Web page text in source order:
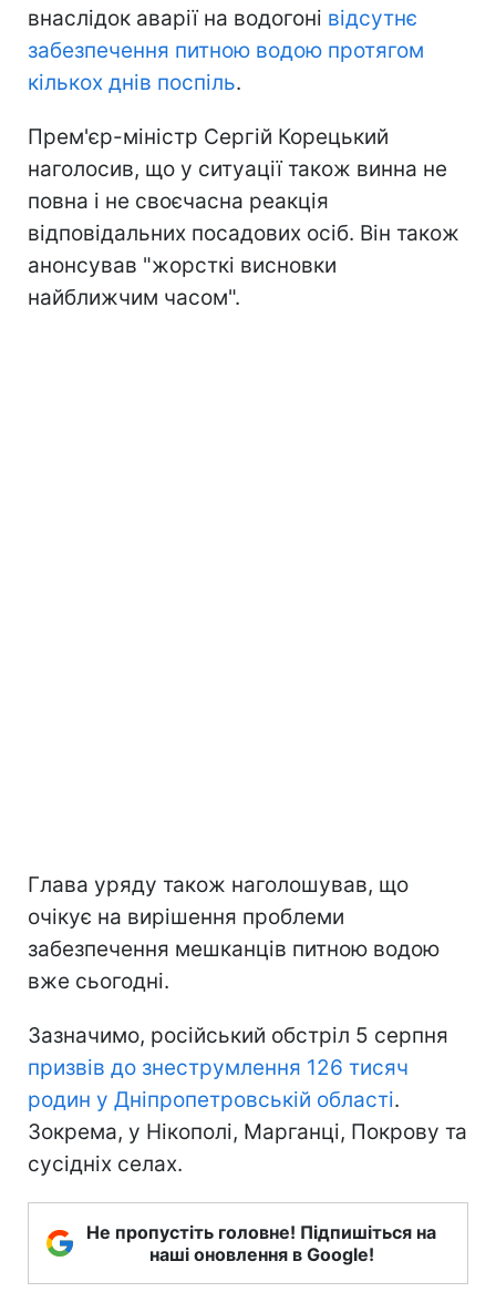
внаслідок аварії на водогоні відсутнє
забезпечення питною водою протягом
кількох днів поспіль.
Прем'єр-міністр Сергій Корецький
наголосив, що у ситуації також винна не
повна і не своєчасна реакція
відповідальних посадових осіб. Він також
анонсував "жорсткі висновки
найближчим часом".
Глава уряду також наголошував, що
очікує на вирішення проблеми
забезпечення мешканців питною водою
вже сьогодні.
Зазначимо, російський обстріл 5 серпня
призвів до знеструмлення 126 тисяч
родин у Дніпропетровській області.
Зокрема, у Нікополі, Марганці, Покрову та
сусідніх селах.
Не пропустіть головне! Підпишіться на
наші оновлення в Google!